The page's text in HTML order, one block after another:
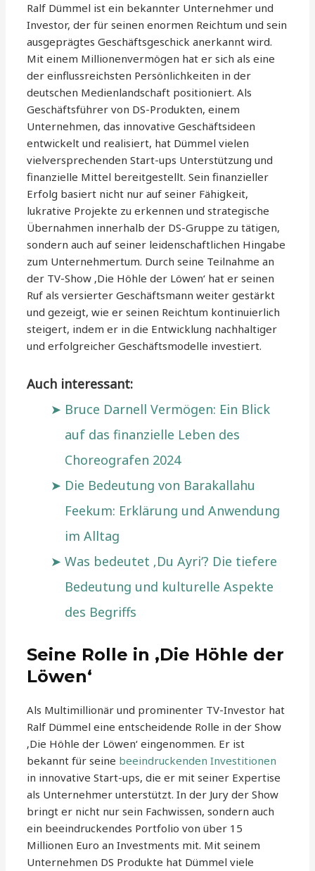
Ralf Dümmel ist ein bekannter Unternehmer und
Investor, der für seinen enormen Reichtum und sein
ausgeprägtes Geschäftsgeschick anerkannt wird.
Mit einem Millionenvermögen hat er sich als eine
der einflussreichsten Persönlichkeiten in der
deutschen Medienlandschaft positioniert. Als
Geschäftsführer von DS-Produkten, einem
Unternehmen, das innovative Geschäftsideen
entwickelt und realisiert, hat Dümmel vielen
vielversprechenden Start-ups Unterstützung und
finanzielle Mittel bereitgestellt. Sein finanzieller
Erfolg basiert nicht nur auf seiner Fähigkeit,
lukrative Projekte zu erkennen und strategische
Übernahmen innerhalb der DS-Gruppe zu tätigen,
sondern auch auf seiner leidenschaftlichen Hingabe
zum Unternehmertum. Durch seine Teilnahme an
der TV-Show ‚Die Höhle der Löwen‘ hat er seinen
Ruf als versierter Geschäftsmann weiter gestärkt
und gezeigt, wie er seinen Reichtum kontinuierlich
steigert, indem er in die Entwicklung nachhaltiger
und erfolgreicher Geschäftsmodelle investiert.
Auch interessant:
Bruce Darnell Vermögen: Ein Blick
auf das finanzielle Leben des
Choreografen 2024
Die Bedeutung von Barakallahu
Feekum: Erklärung und Anwendung
im Alltag
Was bedeutet ‚Du Ayri‘? Die tiefere
Bedeutung und kulturelle Aspekte
des Begriffs
Seine Rolle in ‚Die Höhle der
Löwen‘
Als Multimillionär und prominenter TV-Investor hat
Ralf Dümmel eine entscheidende Rolle in der Show
‚Die Höhle der Löwen‘ eingenommen. Er ist
bekannt für seine beeindruckenden Investitionen
in innovative Start-ups, die er mit seiner Expertise
als Unternehmer unterstützt. In der Jury der Show
bringt er nicht nur sein Fachwissen, sondern auch
ein beeindruckendes Portfolio von über 15
Millionen Euro an Investments mit. Mit seinem
Unternehmen DS Produkte hat Dümmel viele